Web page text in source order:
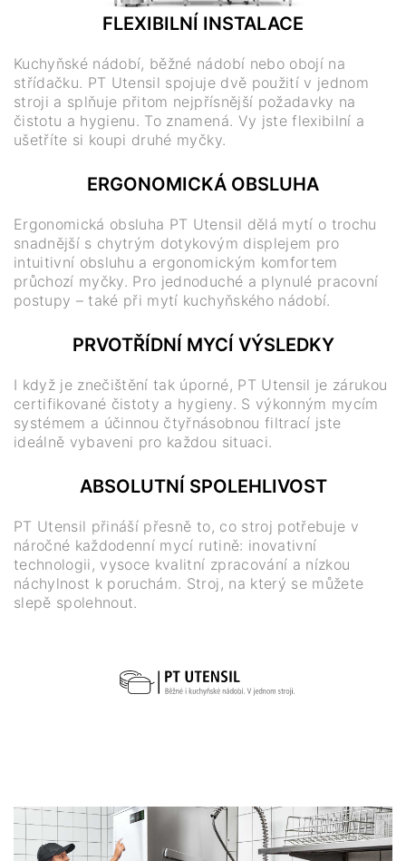
FLEXIBILNÍ INSTALACE
Kuchyňské nádobí, běžné nádobí nebo obojí na
střídačku. PT Utensil spojuje dvě použití v jednom
stroji a splňuje přitom nejpřísnější požadavky na
čistotu a hygienu. To znamená. Vy jste flexibilní a
ušetříte si koupi druhé myčky.
ERGONOMICKÁ OBSLUHA
Ergonomická obsluha PT Utensil dělá mytí o trochu
snadnější s chytrým dotykovým displejem pro
intuitivní obsluhu a ergonomickým komfortem
průchozí myčky. Pro jednoduché a plynulé pracovní
postupy – také při mytí kuchyňského nádobí.
PRVOTŘÍDNÍ MYCÍ VÝSLEDKY
I když je znečištění tak úporné, PT Utensil je zárukou
certifikované čistoty a hygieny. S výkonným mycím
systémem a účinnou čtyřnásobnou filtrací jste
ideálně vybaveni pro každou situaci.
ABSOLUTNÍ SPOLEHLIVOST
PT Utensil přináší přesně to, co stroj potřebuje v
náročné každodenní mycí rutině: inovativní
technologii, vysoce kvalitní zpracování a nízkou
náchylnost k poruchám. Stroj, na který se můžete
slepě spolehnout.